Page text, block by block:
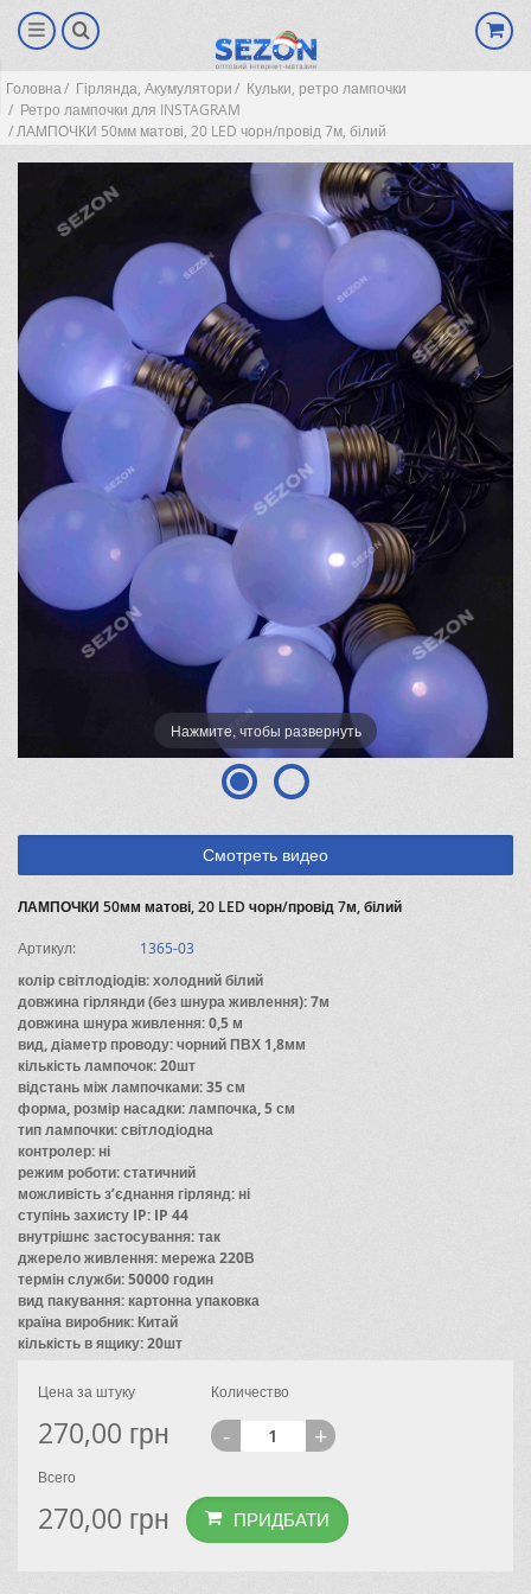
(0)
Головна Гірлянда, Акумулятори
Кульки, ретро лампочки
Ретро лампочки для INSTAGRAM
ЛАМПОЧКИ 50мм матові, 20 LED чорн/провід 7м, білий
Нажмите, чтобы развернуть
Смотреть видео
ЛАМПОЧКИ 50мм матові, 20 LED чорн/провід 7м, білий
Артикул: 1365-03
колір світлодіодів: холодний білий
довжина гірлянди (без шнура живлення): 7м
довжина шнура живлення: 0,5 м
вид, діаметр проводу: чорний ПВХ 1,8мм
кількість лампочок: 20шт
відстань між лампочками: 35 см
форма, розмір насадки: лампочка, 5 см
тип лампочки: світлодіодна
контролер: ні
режим роботи: статичний
можливість з’єднання гірлянд: ні
ступінь захисту IP: IP 44
внутрішнє застосування: так
джерело живлення: мережа 220В
термін служби: 50000 годин
вид пакування: картонна упаковка
країна виробник: Китай
кількість в ящику: 20шт
Цена за штуку
270,00 грн
Количество
- +
Всего
270,00 грн ПРИДБАТИ